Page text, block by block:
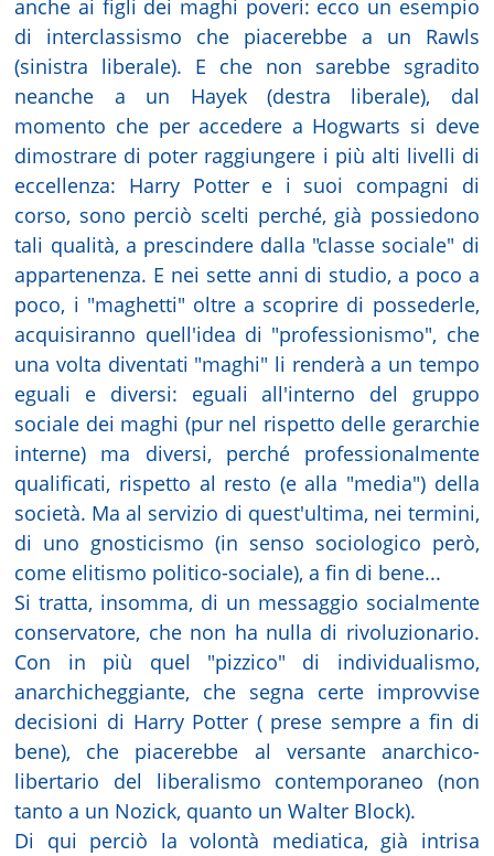
anche ai figli dei maghi poveri: ecco un esempio
di interclassismo che piacerebbe a un Rawls
(sinistra liberale). E che non sarebbe sgradito
neanche a un Hayek (destra liberale), dal
momento che per accedere a Hogwarts si deve
dimostrare di poter raggiungere i più alti livelli di
eccellenza: Harry Potter e i suoi compagni di
corso, sono perciò scelti perché, già possiedono
tali qualità, a prescindere dalla "classe sociale" di
appartenenza. E nei sette anni di studio, a poco a
poco, i "maghetti" oltre a scoprire di possederle,
acquisiranno quell'idea di "professionismo", che
una volta diventati "maghi" li renderà a un tempo
eguali e diversi: eguali all'interno del gruppo
sociale dei maghi (pur nel rispetto delle gerarchie
interne) ma diversi, perché professionalmente
qualificati, rispetto al resto (e alla "media") della
società. Ma al servizio di quest'ultima, nei termini,
di uno gnosticismo (in senso sociologico però,
come elitismo politico-sociale), a fin di bene...
Si tratta, insomma, di un messaggio socialmente
conservatore, che non ha nulla di rivoluzionario.
Con in più quel "pizzico" di individualismo,
anarchicheggiante, che segna certe improvvise
decisioni di Harry Potter ( prese sempre a fin di
bene), che piacerebbe al versante anarchico-
libertario del liberalismo contemporaneo (non
tanto a un Nozick, quanto un Walter Block).
Di qui perciò la volontà mediatica, già intrisa